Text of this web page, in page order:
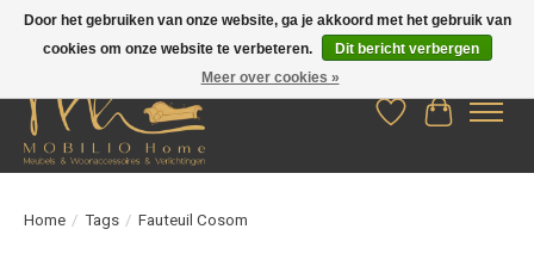
Verlanglijst
Home / Tags / Fauteuil Cosom
Door het gebruiken van onze website, ga je akkoord met het gebruik van
cookies om onze website te verbeteren.
Dit bericht verbergen
Meer over cookies »